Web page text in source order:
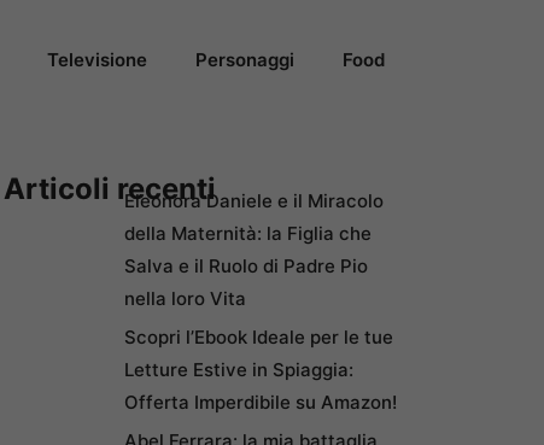
Televisione Personaggi Food
Articoli recentiEleonora Daniele e il Miracolo
della Maternità: la Figlia che
Salva e il Ruolo di Padre Pio
nella loro Vita
Scopri l’Ebook Ideale per le tue
Letture Estive in Spiaggia:
Offerta Imperdibile su Amazon!